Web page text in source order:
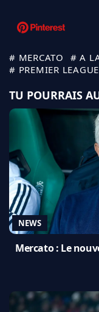
# MERCATO # A
# PREMIER LEAGUE
TU POURRAIS
NEWS
Mercato : Le